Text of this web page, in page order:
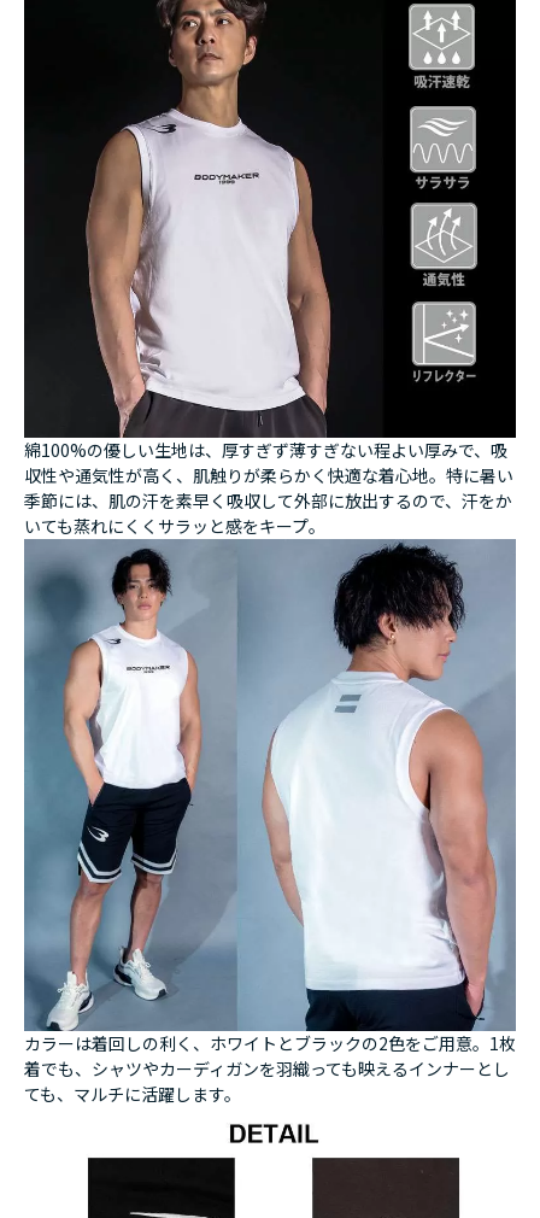
綿100%の優しい生地は、厚すぎず薄すぎない程よい厚みで、吸
収性や通気性が高く、肌触りが柔らかく快適な着心地。特に暑い
季節には、肌の汗を素早く吸収して外部に放出するので、汗をか
いても蒸れにくくサラッと感をキープ。
カラーは着回しの利く、ホワイトとブラックの2色をご用意。1枚
着でも、シャツやカーディガンを羽織っても映えるインナーとし
ても、マルチに活躍します。